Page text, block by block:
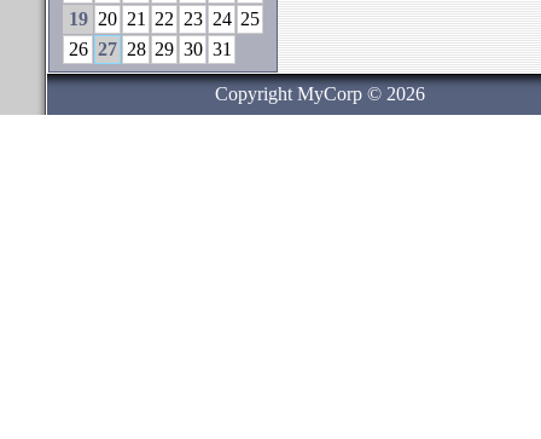
19 20 21 22 23 24 25
26 27 28 29 30 31
Copyright MyCorp © 2026